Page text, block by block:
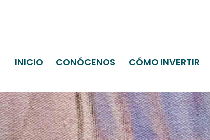
INICIO CONÓCENOS CÓMO INVERTIR